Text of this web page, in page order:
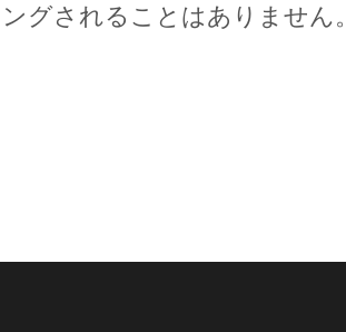
グされることはありません。